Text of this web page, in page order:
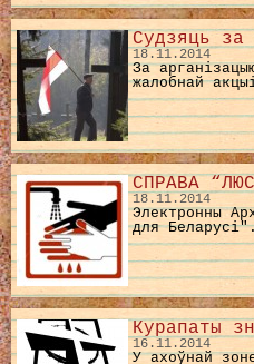
Судзяць за
18.11.2014
За
жалобнай
СПРАВА
18.11.2014
Электронны
для
Курапаты
16.11.2014
У ахоўнай